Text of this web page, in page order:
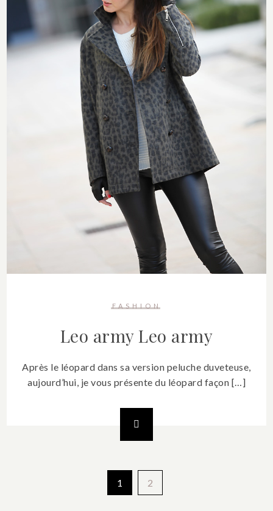
FASHION
Leo armyLeo army
Après le léopard dans sa version peluche duveteuse,
aujourd’hui, je vous présente du léopard façon […]
1 2